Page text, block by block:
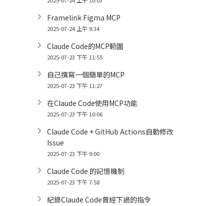
Framelink Figma MCP
2025-07-24 上午 9:34
Claude Code的MCP範圍
2025-07-23 下午 11:55
自己撰寫一個簡單的MCP
2025-07-23 下午 11:27
在Claude Code使用MCP功能
2025-07-23 下午 10:06
Claude Code + GitHub Actions自動修改
Issue
2025-07-23 下午 9:00
Claude Code 的記憶機制
2025-07-23 下午 7:58
紀錄Claude Code曾經下過的指令